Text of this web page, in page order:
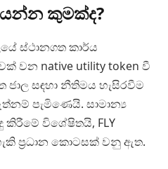
යන්න කුමක්ද?
ස්ථානගත කාර්ය
native utility token වී
ජාල සඳහා නීතිමය හැසිරවීම
පැමිණෙයි. සාමාන්‍ය
කිරීමේ විශේෂිතයි, FLY
ප්‍රධාන කොටසක් වනු ඇත.